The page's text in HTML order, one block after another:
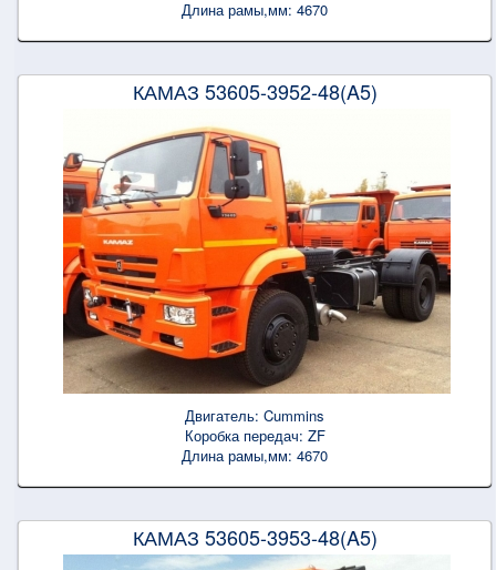
Длина рамы,мм: 4670
КАМАЗ 53605-3952-48(A5)
Двигатель: Cummins
Коробка передач: ZF
Длина рамы,мм: 4670
КАМАЗ 53605-3953-48(A5)